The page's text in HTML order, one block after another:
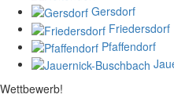
Gersdorf
Friedersdorf
Pfaffendorf
Wettbewerb!